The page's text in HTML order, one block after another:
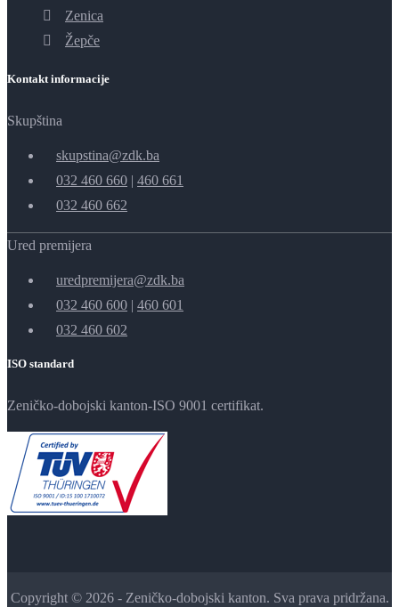
Zenica
Žepče
Kontakt informacije
Skupština
skupstina@zdk.ba
032 460 660 | 460 661
032 460 662
Ured premijera
uredpremijera@zdk.ba
032 460 600 | 460 601
032 460 602
ISO standard
Zeničko-dobojski kanton-ISO 9001 certifikat.
Copyright © 2026 - Zeničko-dobojski kanton. Sva prava pridržana.